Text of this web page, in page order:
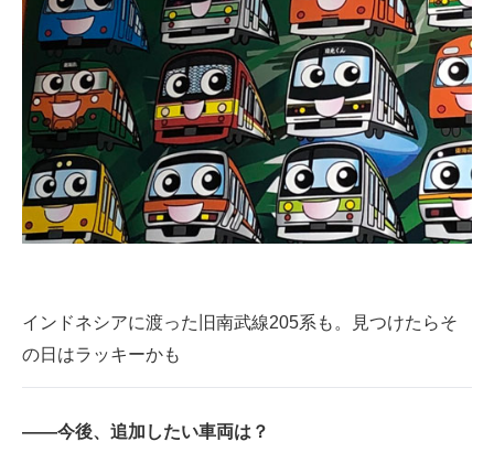
インドネシアに渡った旧南武線205系も。見つけたらそ
の日はラッキーかも
――今後、追加したい車両は？